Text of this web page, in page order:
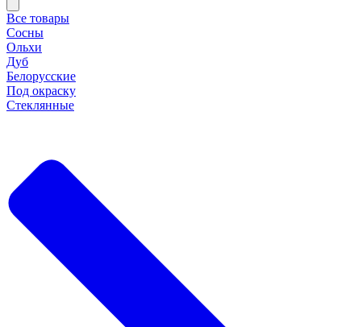
Все товары
Сосны
Ольхи
Дуб
Белорусские
Под окраску
Стеклянные